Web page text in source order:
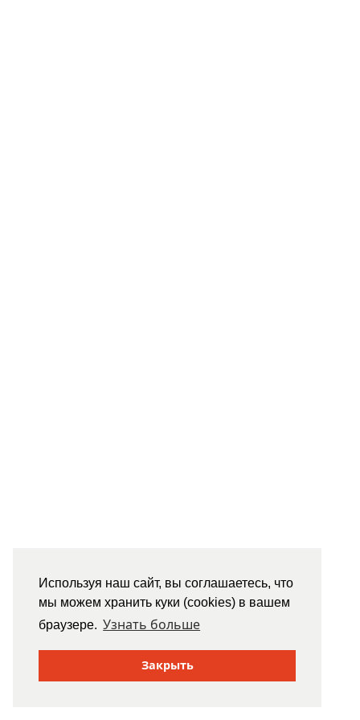
Используя наш сайт, вы соглашаетесь, что
мы можем хранить куки (cookies) в вашем
браузере. Узнать больше
Закрыть